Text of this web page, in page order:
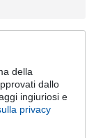
della
dallo
ingiuriosi e
privacy